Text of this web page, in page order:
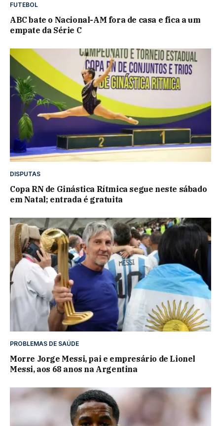
FUTEBOL
ABC bate o Nacional-AM fora de casa e fica a um
empate da Série C
DISPUTAS
Copa RN de Ginástica Rítmica segue neste sábado
em Natal; entrada é gratuita
PROBLEMAS DE SAÚDE
Morre Jorge Messi, pai e empresário de Lionel
Messi, aos 68 anos na Argentina